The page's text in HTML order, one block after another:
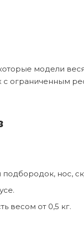
модели
с ограниченным
нос,
весом от 0,5 кг.